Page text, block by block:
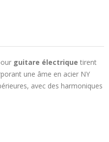
guitare électrique tirent
une âme en acier NY
avec des harmoniques